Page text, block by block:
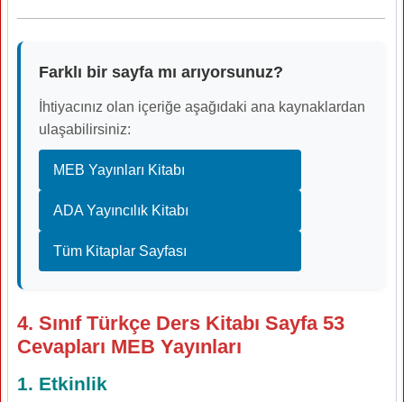
Farklı bir sayfa mı arıyorsunuz?
İhtiyacınız olan içeriğe aşağıdaki ana kaynaklardan
ulaşabilirsiniz:
MEB Yayınları Kitabı
ADA Yayıncılık Kitabı
Tüm Kitaplar Sayfası
4. Sınıf Türkçe Ders Kitabı Sayfa 53
Cevapları MEB Yayınları
1. Etkinlik